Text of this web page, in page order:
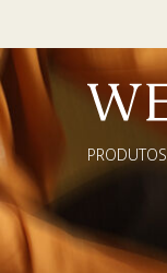
PRODUTOS